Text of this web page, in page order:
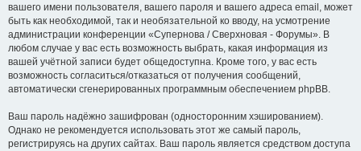
вашего имени пользователя, вашего пароля и вашего адреса email, может
быть как необходимой, так и необязательной ко вводу, на усмотрение
администрации конференции «Супернова / Сверхновая - Форумы». В
любом случае у вас есть возможность выбрать, какая информация из
вашей учётной записи будет общедоступна. Кроме того, у вас есть
возможность согласиться/отказаться от получения сообщений,
автоматически сгенерированных программным обеспечением phpBB.
Ваш пароль надёжно зашифрован (односторонним хэшированием).
Однако не рекомендуется использовать этот же самый пароль,
регистрируясь на других сайтах. Ваш пароль является средством доступа